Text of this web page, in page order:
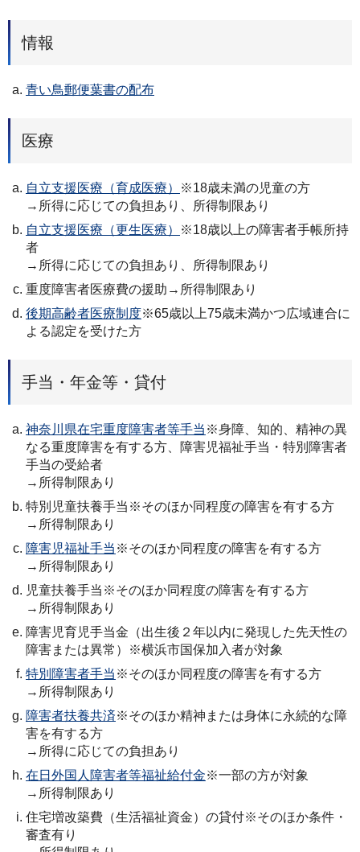
情報
青い鳥郵便葉書の配布
医療
自立支援医療（育成医療）
※18歳未満の児童の方
→所得に応じての負担あり、所得制限あり
自立支援医療（更生医療）
※18歳以上の障害者手帳所持
者
→所得に応じての負担あり、所得制限あり
重度障害者医療費の援助→所得制限あり
後期高齢者医療制度※65歳以上75歳未満かつ広域連合に
よる認定を受けた方
手当・年金等・貸付
神奈川県在宅重度障害者等手当 ※身障、知的、精神の異
なる重度障害を有する方、障害児福祉手当・特別障害者
手当の受給者
→所得制限あり
特別児童扶養手当※そのほか同程度の障害を有する方
→所得制限あり
障害児福祉手当 ※そのほか同程度の障害を有する方
→所得制限あり
児童扶養手当※そのほか同程度の障害を有する方
→所得制限あり
障害児育児手当金（出生後２年以内に発現した先天性の
障害または異常）※横浜市国保加入者が対象
特別障害者手当 ※そのほか同程度の障害を有する方
→所得制限あり
障害者扶養共済※そのほか精神または身体に永続的な障
害を有する方
→所得に応じての負担あり
在日外国人障害者等福祉給付金※一部の方が対象
→所得制限あり
住宅増改築費（生活福祉資金）の貸付※そのほか条件・
審査有り